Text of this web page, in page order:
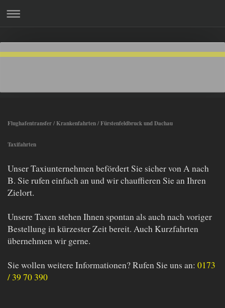
Flughafentransfer / Krankenfahrten / Fürstenfeldbruck und Dachau
Taxifahrten
Unser Taxiunternehmen befördert Sie sicher von A nach
B. Sie rufen einfach an und wir chauffieren Sie an Ihren
Zielort.
Unsere Taxen stehen Ihnen spontan als auch nach voriger
Bestellung in kürzester Zeit bereit. Auch Kurzfahrten
übernehmen wir gerne.
Sie wollen weitere Informationen? Rufen Sie uns an: 0173
/ 39 70 390